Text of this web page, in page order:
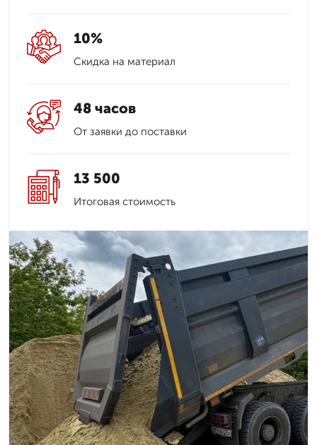
10%
Скидка на материал
48 часов
От заявки до поставки
13 500
Итоговая стоимость